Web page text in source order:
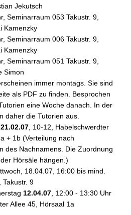
Jekutsch
Seminarraum 053 Takustr. 9,
Kamenzky
Seminarraum 006 Takustr. 9,
Kamenzky
Seminarraum 051 Takustr. 9,
Simon
immer montags. Sie sind
als PDF zu finden. Besprochen
eine Woche danach. In der
daher die Tutorien aus.
21.02.07, 10-12, Habelschwerdter
+ 1b (Verteilung nach
des Nachnamens. Die Zuordnung
Hörsäle hängen.)
18.04.07, 16:00 bis mind.
Takustr. 9
12.04.07, 12:00 - 13:30 Uhr
Allee 45, Hörsaal 1a